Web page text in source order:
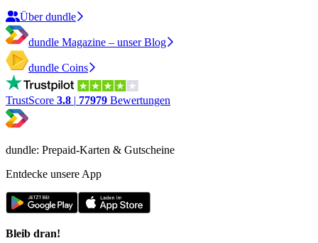
Über dundle
dundle Magazine – unser Blog
dundle Coins
TrustScore 3.8 | 77979 Bewertungen
dundle: Prepaid-Karten & Gutscheine
Entdecke unsere App
Bleib dran!